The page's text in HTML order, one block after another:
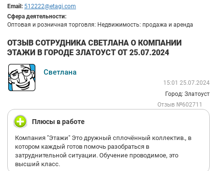
Email: 512222@etagi.com
Сфера деятельности:
Оптовая и розничная торговля: Недвижимость: продажа и аренда
ОТЗЫВ СОТРУДНИКА СВЕТЛАНА О КОМПАНИИ
ЭТАЖИ В ГОРОДЕ ЗЛАТОУСТ ОТ 25.07.2024
Светлана
15:01 25.07.2024
Город: Златоуст
Отзыв №602711
Плюсы в работе
Компания "Этажи" Это дружный сплочённый коллектив., в
котором каждый готов помочь разобраться в
затруднительной ситуации. Обучение проводимое, это
высший класс.